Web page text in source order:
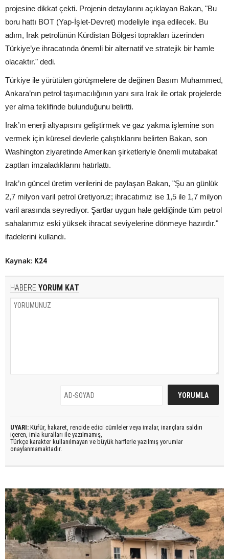
projesine dikkat çekti. Projenin detaylarını açıklayan Bakan, "Bu
boru hattı BOT (Yap-İşlet-Devret) modeliyle inşa edilecek. Bu
adım, Irak petrolünün Kürdistan Bölgesi toprakları üzerinden
Türkiye’ye ihracatında önemli bir alternatif ve stratejik bir hamle
olacaktır." dedi.
Türkiye ile yürütülen görüşmelere de değinen Basım Muhammed,
Ankara’nın petrol taşımacılığının yanı sıra Irak ile ortak projelerde
yer alma teklifinde bulunduğunu belirtti.
Irak’ın enerji altyapısını geliştirmek ve gaz yakma işlemine son
vermek için küresel devlerle çalıştıklarını belirten Bakan, son
Washington ziyaretinde Amerikan şirketleriyle önemli mutabakat
zaptları imzaladıklarını hatırlattı.
Irak’ın güncel üretim verilerini de paylaşan Bakan, "Şu an günlük
2,7 milyon varil petrol üretiyoruz; ihracatımız ise 1,5 ile 1,7 milyon
varil arasında seyrediyor. Şartlar uygun hale geldiğinde tüm petrol
sahalarımız eski yüksek ihracat seviyelerine dönmeye hazırdır."
ifadelerini kullandı.
Kaynak: K24
HABERE YORUM KAT
UYARI: Küfür, hakaret, rencide edici cümleler veya imalar, inançlara saldırı
içeren, imla kuralları ile yazılmamış,
Türkçe karakter kullanılmayan ve büyük harflerle yazılmış yorumlar
onaylanmamaktadır.